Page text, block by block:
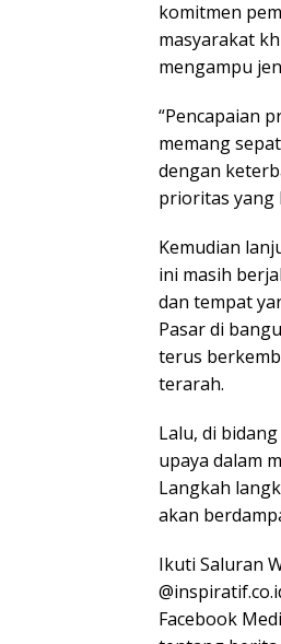
komitmen
masyarakat
mengampu
“Pencapaian
memang
dengan
prioritas yang
Kemudian
ini masih
dan tempat
Pasar di
terus
terarah.
Lalu, di
upaya dalam
Langkah
akan
Ikuti Saluran
Facebook